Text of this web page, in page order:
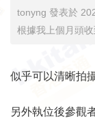
tonyng 發表於
根據我上個月頭
似乎可以清晰拍
另外執位後參觀